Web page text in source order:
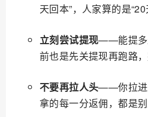
天回本”，人家算的是“20
立刻尝试提现——能提多
前也是先关提现再跑路
不要再拉人头——你拉进
拿的每一分返佣，都是别